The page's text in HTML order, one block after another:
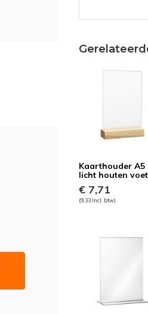
Kaarthouder A5
licht houten voet
€ 7,71
(9,33 Incl. btw)